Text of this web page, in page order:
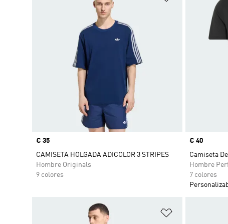
Precio
€ 35
CAMISETA HOLGADA ADICOLOR 3 STRIPES
Hombre Originals
9 colores
Precio
€ 40
Camiseta
Hombre
7 colores
Añadir a la